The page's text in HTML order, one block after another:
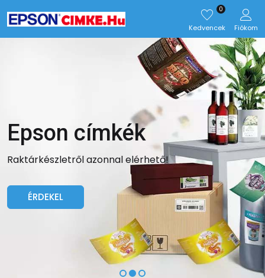
Kedvencek
0
Fiókom
Epson címkék
Raktárkészletről azonnal elérhető!
ÉRDEKEL